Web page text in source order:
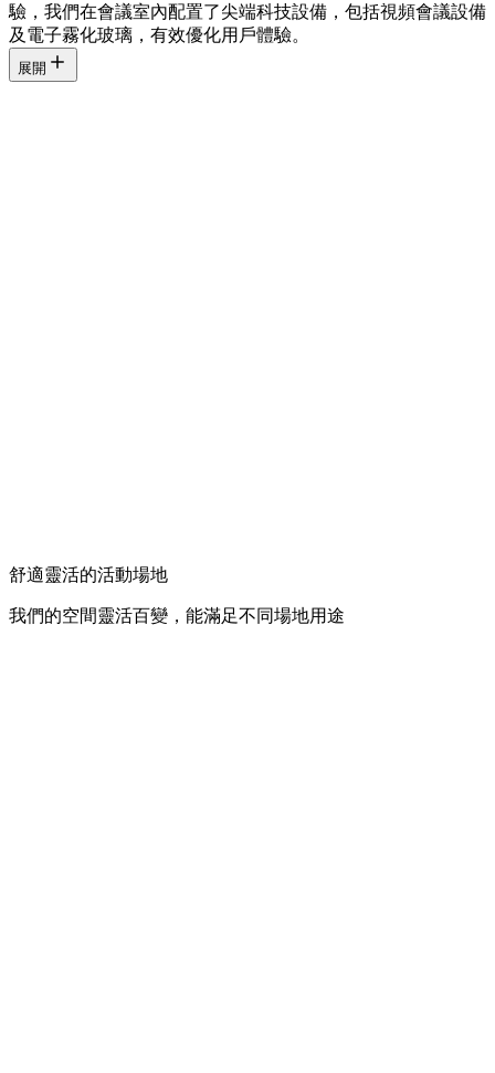
驗，我們在會議室內配置了尖端科技設備，包括視頻會議設備
及電子霧化玻璃，有效優化用戶體驗。
展開
舒適靈活的活動場地
我們的空間靈活百變，能滿足不同場地用途